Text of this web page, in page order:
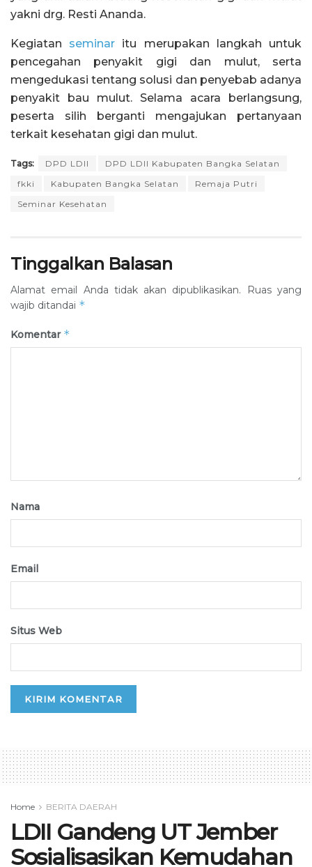
yakni drg. Resti Ananda.
Kegiatan seminar itu merupakan langkah untuk
pencegahan penyakit gigi dan mulut, serta
mengedukasi tentang solusi dan penyebab adanya
penyakit bau mulut. Selama acara berlangsung,
peserta silih berganti mengajukan pertanyaan
terkait kesehatan gigi dan mulut.
Tags: DPD LDII
DPD LDII Kabupaten Bangka Selatan
fkki
Kabupaten Bangka Selatan
Remaja Putri
Seminar Kesehatan
Tinggalkan Balasan
Alamat email Anda tidak akan dipublikasikan.
Ruas yang
wajib ditandai *
Komentar *
Nama
Email
Situs Web
Home BERITA DAERAH
LDII Gandeng UT Jember
Sosialisasikan Kemudahan